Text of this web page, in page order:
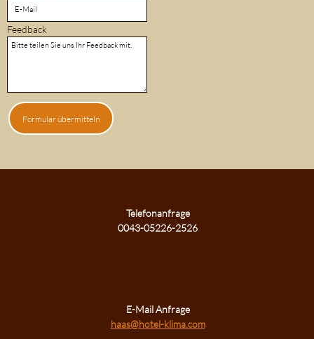
Feedback
Formular übermitteln
Telefonanfrage
0043-05226-2526
E-Mail Anfrage
haas@hotel-klima.com